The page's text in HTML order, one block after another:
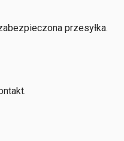
przesyłka.